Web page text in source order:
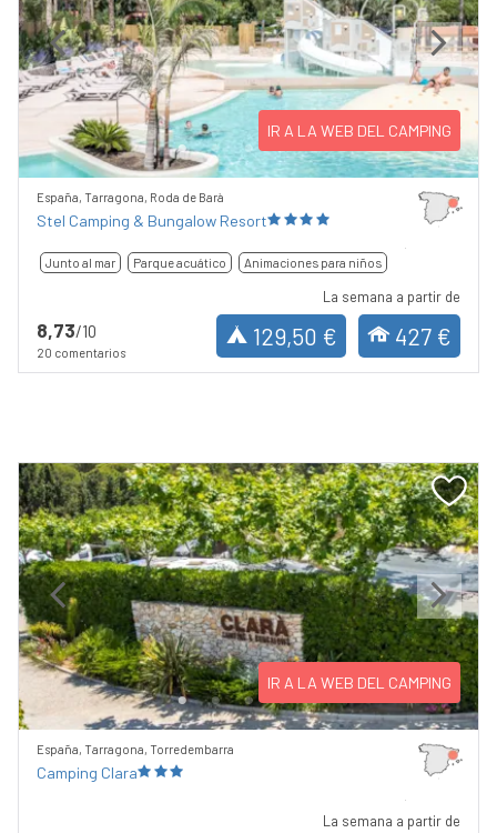
Previous Next
IR A LA WEB DEL CAMPING
España, Tarragona, Roda de Barà
Stel Camping & Bungalow Resort
Junto al mar Parque acuático Animaciones para niños
8,73/10
20 comentarios
La semana a partir de
129,50 € 427 €
Previous Next
IR A LA WEB DEL CAMPING
España, Tarragona, Torredembarra
Camping Clara
La semana a partir de